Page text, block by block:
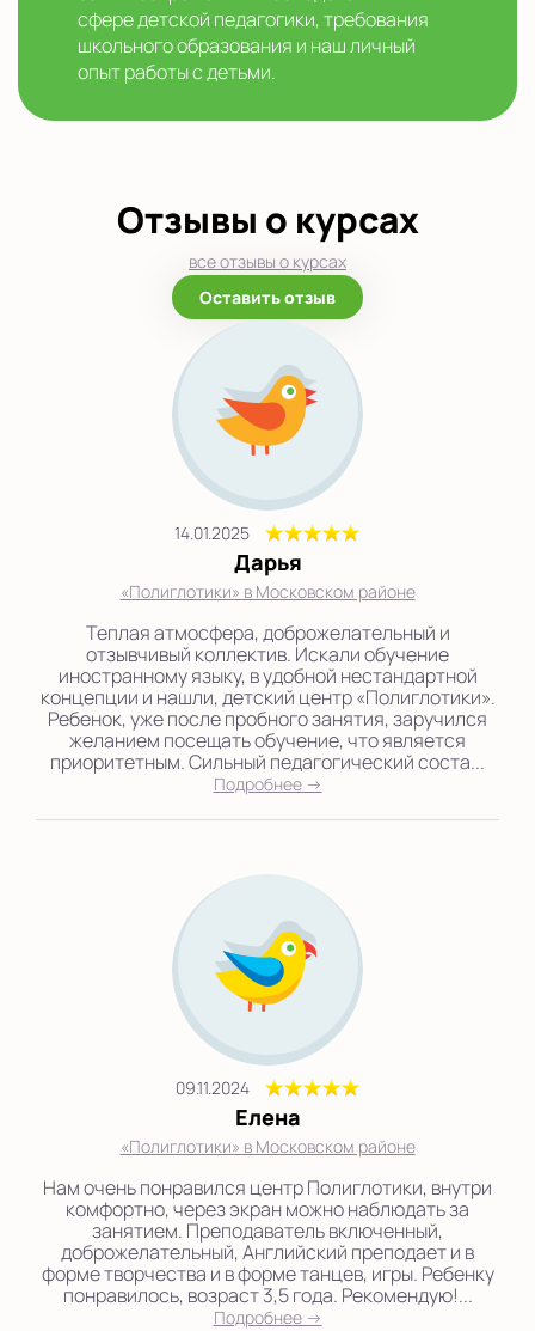
сфере детской педагогики, требования
школьного образования и наш личный
опыт работы с детьми.
Отзывы о курсах
все отзывы о курсах
Оставить отзыв
14.01.2025
Дарья
«Полиглотики» в Московском районе
Теплая атмосфера, доброжелательный и
отзывчивый коллектив. Искали обучение
иностранному языку, в удобной нестандартной
концепции и нашли, детский центр «Полиглотики».
Ребенок, уже после пробного занятия, заручился
желанием посещать обучение, что является
приоритетным. Сильный педагогический соста...
Подробнее →
09.11.2024
Елена
«Полиглотики» в Московском районе
Нам очень понравился центр Полиглотики, внутри
комфортно, через экран можно наблюдать за
занятием. Преподаватель включенный,
доброжелательный, Английский преподает и в
форме творчества и в форме танцев, игры. Ребенку
понравилось, возраст 3,5 года. Рекомендую!...
Подробнее →